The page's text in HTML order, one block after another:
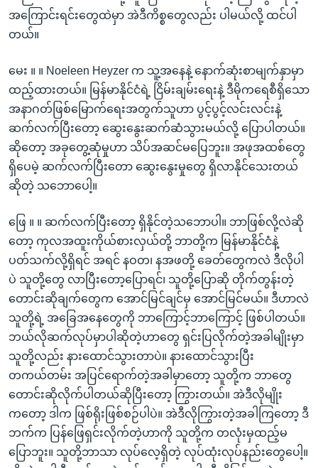
အကြောင်းရင်းတွေထဲမှာ အဲဒီကိစ္စတွေလည်း ပါမယ်လို့ ထင်ပါ
တယ်။
မေး ။ ။ Noeleen Heyzer က သူ့အနေနဲ့ နောက်ဆုံးစာမျက်နှာမှာ
ထည့်ထားတယ်။ မြန်မာနိုင်ငံရဲ့ ငြိမ်းချမ်းရေးနဲ့ ဒီမိုကရေစီရှိသော
အနာဂတ်ဖြစ်မြောက်ရေးအတွက်သူဟာ ပွင့်ပွင့်လင်းလင်းနဲ့
ဆက်လက်ပြီးတော့ ဆွေးနွေးဆက်ဆံသွားမယ်လို့ ပြောပါတယ်။
ဆိုတော့ အခုတွေ့ဆုံမှုဟာ သိပ်အဆင်မပြေဘူး။ အဖုအထစ်တွေ
ရှိပေမဲ့ ဆက်လက်ပြီးတော ဆွေးနွေးမှုတွေ ရှိလာနိုင်သေးတယ်
ဆိုတဲ့ သဘောပေါ့။
ဖြေ ။ ။ ဆက်လက်ပြီးတော့ ရှိနိုင်တဲ့သဘောပါ။ ဘာဖြစ်လို့လဲဆို
တော့ ကုလအထူးကိုယ်စားလှယ်တို့ ဘာတို့က မြန်မာနိုင်ငံနဲ့
ပတ်သက်လို့ရှိရင် အရင် နဝတ၊ နအဖတို့ ခေတ်တွေကလဲ ဒီလိုပါ
ပဲ သူတို့တွေ လာပြီးတော့ပြောရင်၊ သူတို့ပြောဆို တိုက်တွန်းတဲ့
တောင်းဆိုချက်တွေက အောင်မြင်ချင်မှ အောင်မြင်မယ်။ ဒီဟာလဲ
သူတို့ရဲ့ အခြေအနေတွေကို ဘာကြောင့်ဘာကြောင့် ဖြစ်ပါတယ်။
ဘယ်လိုဆက်လုပ်မှာပါဆိုတဲ့ဟာတွေ ရှင်းပြလိုက်တဲ့အခါမျိုးမှာ
သူတို့လည်း နားထောင်သွားတာပဲ။ နားထောင်သွားပြီး
တကယ်တမ်း အပြင်ရောက်တဲ့အခါမှာတော့ သူတို့က ဘာတွေ
တောင်းဆိုလိုက်ပါတယ်ဆိုပြီးတော့ ကြွားတယ်။ အဲဒီလိုမျိုး
ကတော့ ဒါက ဖြစ်ရိုးဖြစ်စဉ်ပါပဲ။ အဲဒီလိုကြွားတဲ့အခါကြတော့ ဒီ
ဘက်က ပြန်ဖြေရှင်းလိုက်တဲ့ဟာကို သူတို့က တလုံးမှထည့်မ
ပြောဘူး။ သူတို့ဘာသာ လုပ်လေ့ရှိတဲ့ လုပ်ထုံးလုပ်နည်းတွေပေါ့။